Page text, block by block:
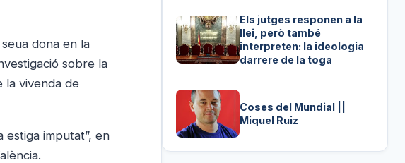
dona en la
sobre la
la vivenda de
imputat”, en
Els jutges responen a la
llei, però també
interpreten: la ideologia
darrere de la toga
Coses del Mundial ||
Miquel Ruiz